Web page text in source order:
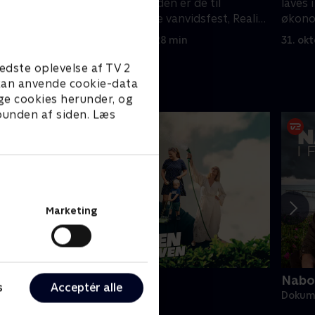
oplevelse af TV 2
anvende cookie-data
cookies herunder, og
af siden. Læs
Marketing
Acceptér alle
til Thailand. Desuden er de til
Danmarks største vanvidsfest, Reality
24. oktober 2023 • 28 min
laves
giver
31.
om kolonihaven
• 2 sæsoner